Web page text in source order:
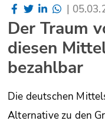
|
Der Traum
diesen
bezahlbar
Die deutschen
Alternative zu den